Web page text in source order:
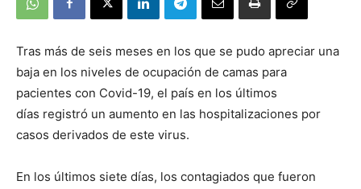
Tras más de seis meses en los que se pudo apreciar una
baja en los niveles de ocupación de camas para
pacientes con Covid-19, el país en los últimos
días registró un aumento en las hospitalizaciones por
casos derivados de este virus.
En los últimos siete días, los contagiados que fueron